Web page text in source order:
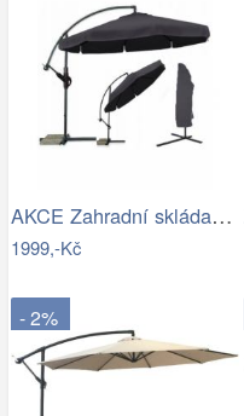
AKCE Zahradní skládací slunečník LEVI…
1999,-Kč
- 2%